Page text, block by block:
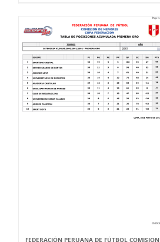
FEDERACIÓN PERUANA DE FÚTBOL COMISION